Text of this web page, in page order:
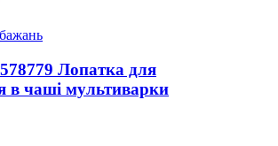
Лопатка для
в чаші мультиварки